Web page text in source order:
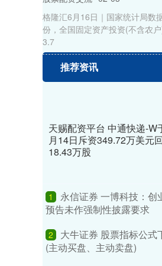
格隆汇6月16日｜国家统计局数
份，全国固定资产投资(不含农
3.7
推荐资讯
天赐配资平台 中通快递-W
月14日斥资349.72万美元
18.43万股
1
永信证券 一博科技：
预告未作强制性披露要求
2
大牛证券 股票指标公式
(主动买盘、主动卖盘)